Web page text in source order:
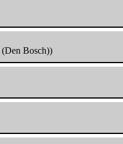
(Den Bosch))